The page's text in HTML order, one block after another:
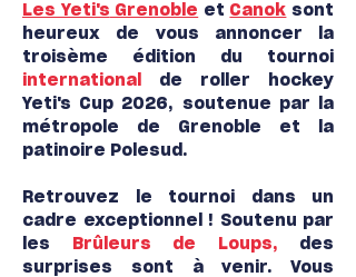
Les Yeti's Grenoble et Canok sont
heureux de vous annoncer la
troisème édition du tournoi
international
de roller hockey
Yeti's Cup 2026, soutenue par la
métropole de Grenoble et la
patinoire Polesud.
Retrouvez le tournoi dans un
cadre exceptionnel ! Soutenu par
les
Brûleurs de Loups, des
surprises sont à venir. Vous